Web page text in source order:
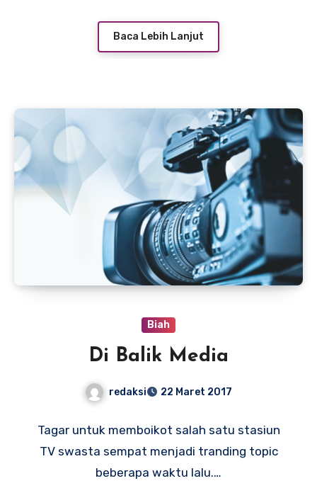
Baca Lebih Lanjut
Biah
Di Balik Media
redaksi 22 Maret 2017
Tagar untuk memboikot salah satu stasiun
TV swasta sempat menjadi tranding topic
beberapa waktu lalu.…